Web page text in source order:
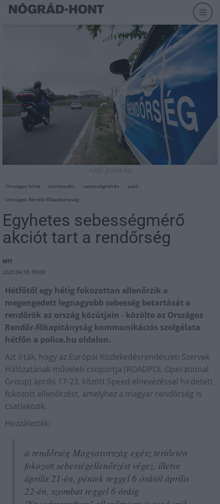
Fotó: police.hu
Országos hírek közlekedés sebességmérés
autó
Országos Rendőr-főkapitányság
Egyhetes sebességmérő
akciót tart a rendőrség
MTI
2023.04.18. 09:00
Hétfőtől egy hétig fokozottan ellenőrzik a
megengedett legnagyobb sebesség betartását a
rendőrök az ország közútjain - közölte az Országos
Rendőr-főkapitányság kommunikációs szolgálata
hétfőn a police.hu oldalon.
Azt írták, hogy az Európai Közlekedésrendészeti Szervek
Hálózatának műveleti csoportja (ROADPOL Operational
Group) április 17-23. között Speed elnevezéssel hirdetett
fokozott ellenőrzést, amelyhez a magyar rendőrség is
csatlakozik.
Hozzátették:
a rendőrség Magyarország egész területén
fokozott sebességellenőrzést végez, illetve
április 21-én, péntek reggel 6 órától április
22-én, szombat reggel 6 óráig